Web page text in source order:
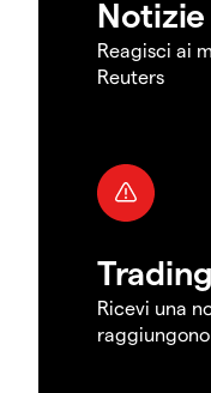
Reagisci ai
Reuters
Ricevi una